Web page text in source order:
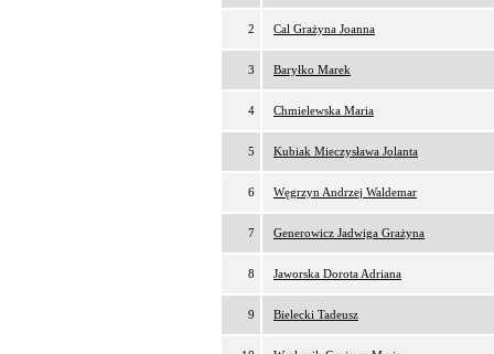
2 Cal Grażyna Joanna
3 Baryłko Marek
4 Chmielewska Maria
5 Kubiak Mieczysława Jolanta
6 Węgrzyn Andrzej Waldemar
7 Generowicz Jadwiga Grażyna
8 Jaworska Dorota Adriana
9 Bielecki Tadeusz